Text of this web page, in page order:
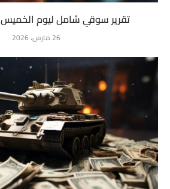
تقرير سوقي شامل ليوم الخميس ٢٦ مارس ٢٠٢٦
26 مارس، 2026